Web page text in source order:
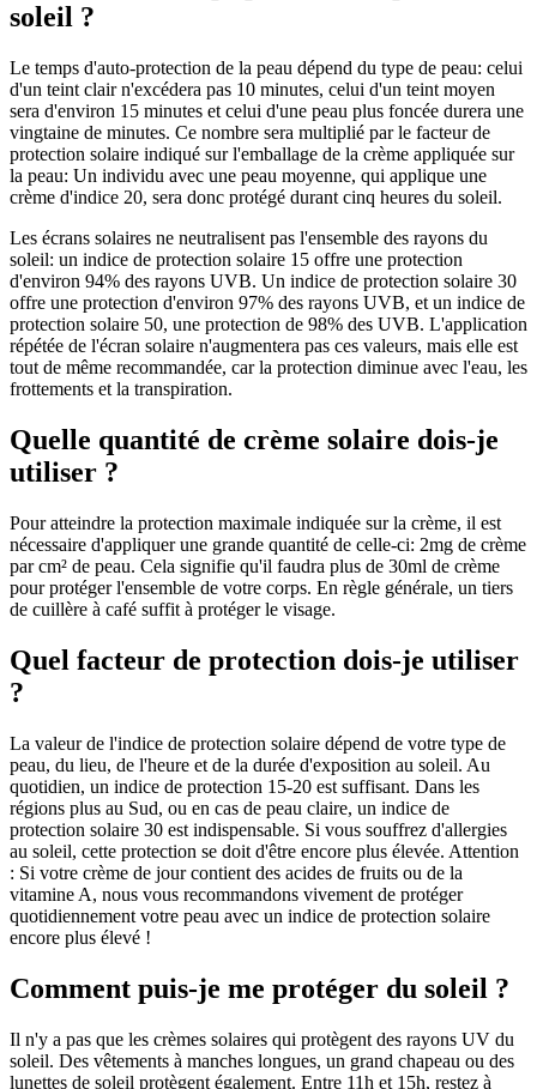
soleil ?
Le temps d'auto-protection de la peau dépend du type de peau: celui
d'un teint clair n'excédera pas 10 minutes, celui d'un teint moyen
sera d'environ 15 minutes et celui d'une peau plus foncée durera une
vingtaine de minutes. Ce nombre sera multiplié par le facteur de
protection solaire indiqué sur l'emballage de la crème appliquée sur
la peau: Un individu avec une peau moyenne, qui applique une
crème d'indice 20, sera donc protégé durant cinq heures du soleil.
Les écrans solaires ne neutralisent pas l'ensemble des rayons du
soleil: un indice de protection solaire 15 offre une protection
d'environ 94% des rayons UVB. Un indice de protection solaire 30
offre une protection d'environ 97% des rayons UVB, et un indice de
protection solaire 50, une protection de 98% des UVB. L'application
répétée de l'écran solaire n'augmentera pas ces valeurs, mais elle est
tout de même recommandée, car la protection diminue avec l'eau, les
frottements et la transpiration.
Quelle quantité de crème solaire dois-je
utiliser ?
Pour atteindre la protection maximale indiquée sur la crème, il est
nécessaire d'appliquer une grande quantité de celle-ci: 2mg de crème
par cm² de peau. Cela signifie qu'il faudra plus de 30ml de crème
pour protéger l'ensemble de votre corps. En règle générale, un tiers
de cuillère à café suffit à protéger le visage.
Quel facteur de protection dois-je utiliser
?
La valeur de l'indice de protection solaire dépend de votre type de
peau, du lieu, de l'heure et de la durée d'exposition au soleil. Au
quotidien, un indice de protection 15-20 est suffisant. Dans les
régions plus au Sud, ou en cas de peau claire, un indice de
protection solaire 30 est indispensable. Si vous souffrez d'allergies
au soleil, cette protection se doit d'être encore plus élevée. Attention
: Si votre crème de jour contient des acides de fruits ou de la
vitamine A, nous vous recommandons vivement de protéger
quotidiennement votre peau avec un indice de protection solaire
encore plus élevé !
Comment puis-je me protéger du soleil ?
Il n'y a pas que les crèmes solaires qui protègent des rayons UV du
soleil. Des vêtements à manches longues, un grand chapeau ou des
lunettes de soleil protègent également. Entre 11h et 15h, restez à